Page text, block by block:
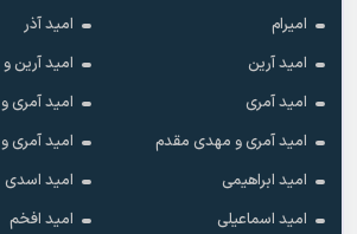
امیرام
امید آذر
امید آرین
امید آرین
امید آمری
امید آمری
امید آمری و مهدی مقدم
امید
امید ابراهیمی
امید اسدی
امید اسماعیلی
امید افخم